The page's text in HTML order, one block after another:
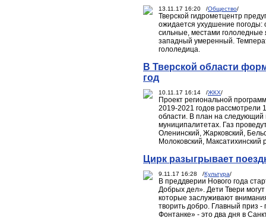
13.11.17 16:20 /Общество/
Тверской гидрометцентр
ожидается ухудшение погоды:
сильные, местами гололедные
западный умеренный.
гололедица.
В Тверской области
год
10.11.17 16:14 /ЖКХ/
Проект региональной
2019-2021 годов рассмотрели
области. В план на следующий
муниципалитетах. Газ
Оленинский, Жарковский,
Молоковский,
Цирк разыгрывает
9.11.17 16:28 /Культура/
В преддверии Нового года
Добрых дел». Дети Твери
которые заслуживают
творить добро. Главный приз -
Фонтанке» - это два дня в